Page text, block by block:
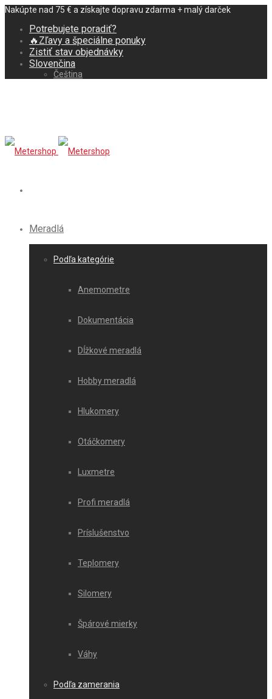
Nakúpte nad 75 € a získajte dopravu zdarma + malý darček
Potrebujete poradiť?
🔥Zľavy a špeciálne ponuky
Zistiť stav objednávky
Slovenčina
Čeština
Meradlá
Podľa kategórie
Anemometre
Dokumentácia
Dĺžkové meradlá
Hobby meradlá
Hlukomery
Otáčkomery
Luxmetre
Profi meradlá
Príslušenstvo
Teplomery
Silomery
Špárové mierky
Váhy
Podľa zamerania